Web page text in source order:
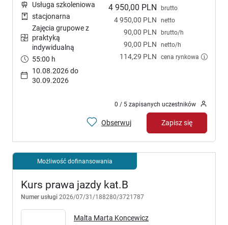
4 950,00 PLN brutto
4 950,00 PLN netto
90,00 PLN brutto/h
90,00 PLN netto/h
114,29 PLN cena rynkowa
Usługa szkoleniowa
stacjonarna
Zajęcia grupowe z
praktyką
indywidualną
55:00 h
10.08.2026 do
30.09.2026
0 / 5 zapisanych uczestników
Obserwuj Zapisz się
Możliwość dofinansowania
Kurs prawa jazdy kat.B
Numer usługi 2026/07/31/188280/3721787
Malta Marta Koncewicz